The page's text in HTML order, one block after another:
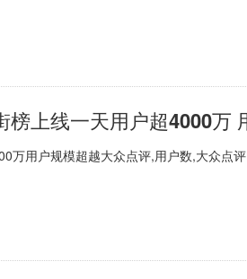
万用户规模超越大众点评,用户数,大众点评